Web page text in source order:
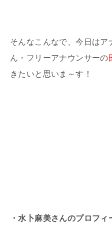
そんなこんなで、今日はア
ん・フリーアナウンサーの
きたいと思いま～す！
・水卜麻美さんのプロフィ